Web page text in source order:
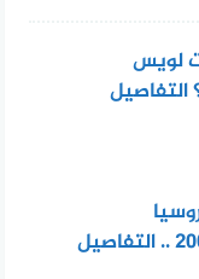
لويس
قصة أحداث هجمات 11 سبتمبر 2001 .. التفاصيل